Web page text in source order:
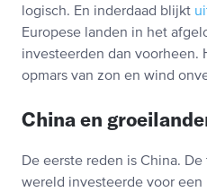
logisch. En inderdaad blijkt
Europese landen in het
investeerden dan voorheen.
opmars van zon en wind
China en
De eerste reden is China.
wereld investeerde voor een